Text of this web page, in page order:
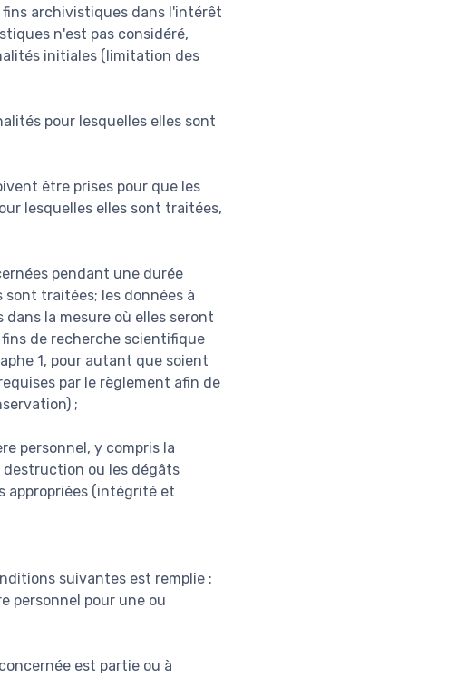
archivistiques dans l'intérêt
n'est pas considéré,
initiales (limitation des
pour lesquelles elles sont
être prises pour que les
lesquelles elles sont traitées,
pendant une durée
sont traitées; les données à
la mesure où elles seront
de recherche scientifique
1, pour autant que soient
par le règlement afin de
;
personnel, y compris la
ou les dégâts
appropriées (intégrité et
suivantes est remplie :
personnel pour une ou
est partie ou à